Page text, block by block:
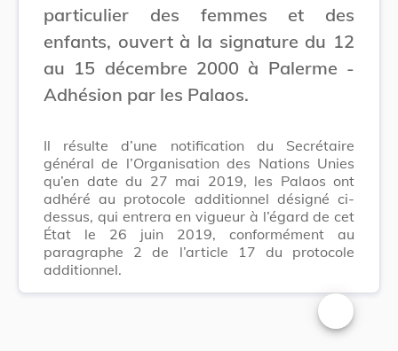
particulier des femmes et des
enfants, ouvert à la signature du 12
au 15 décembre 2000 à Palerme -
Adhésion par les Palaos.
Il résulte d’une notification du Secrétaire
général de l’Organisation des Nations Unies
qu’en date du 27 mai 2019, les Palaos ont
adhéré au protocole additionnel désigné ci-
dessus, qui entrera en vigueur à l’égard de cet
État le 26 juin 2019, conformément au
paragraphe 2 de l’article 17 du protocole
additionnel.
Changer la